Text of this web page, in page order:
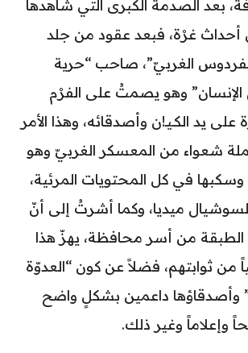
بعد الصدمة الكبرى التي شاهدها
أحداث غرْة، فبعد عقود من جلد
الغربيّ”، صاحب “حرية
الإنسان” وهو يصمتُ على الفرْم
على يد الكـيـ!ن وأصدقائه، وهذا الأمر
شعواء من المعسكر الغربيّ وهو
وسكبها في كل المحتويات المرئية،
ميديا، وكما أشرتُ إلى أنّ
الطبقة من أسر محافظة، يهزّ هذا
من ثوابتهم، فضلاً عن كون “العدوّة
وأصدقاؤها داعمين بشكلٍ واضح
وإعلاماً وغير ذلك.